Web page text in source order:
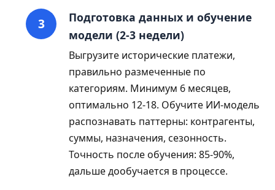
Подготовка данных и обучение
модели (2-3 недели)
Выгрузите исторические платежи,
правильно размеченные по
категориям. Минимум 6 месяцев,
оптимально 12-18. Обучите ИИ-модель
распознавать паттерны: контрагенты,
суммы, назначения, сезонность.
Точность после обучения: 85-90%,
дальше дообучается в процессе.